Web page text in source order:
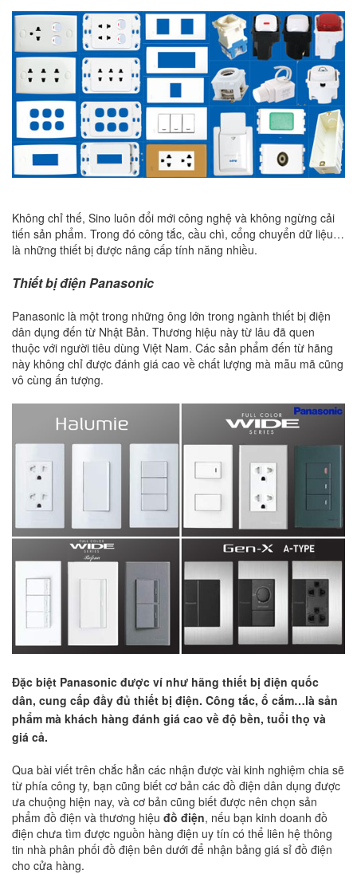
Không chỉ thế, Sino luôn đổi mới công nghệ và không ngừng cải
tiến sản phẩm. Trong đó công tắc, cầu chì, cổng chuyển dữ liệu…
là những thiết bị được nâng cấp tính năng nhiều.
Thiết bị điện Panasonic
Panasonic là một trong những ông lớn trong ngành thiết bị điện
dân dụng đến từ Nhật Bản. Thương hiệu này từ lâu đã quen
thuộc với người tiêu dùng Việt Nam. Các sản phẩm đến từ hãng
này không chỉ được đánh giá cao về chất lượng mà mẫu mã cũng
vô cùng ấn tượng.
Đặc biệt Panasonic được ví như hãng thiết bị điện quốc
dân, cung cấp đầy đủ thiết bị điện. Công tắc, ổ cắm…là sản
phẩm mà khách hàng đánh giá cao về độ bền, tuổi thọ và
giá cả.
Qua bài viết trên chắc hẳn các nhận được vài kinh nghiệm chia sẽ
từ phía công ty, bạn cũng biết cơ bản các đồ điện dân dụng được
ưa chuộng hiện nay, và cơ bản cũng biết được nên chọn sản
phẩm đồ điện và thương hiệu đồ điện, nếu bạn kinh doanh đồ
điện chưa tìm được nguồn hàng điện uy tín có thể liên hệ thông
tin nhà phân phối đồ điện bên dưới để nhận bảng giá sỉ đồ điện
cho cửa hàng.